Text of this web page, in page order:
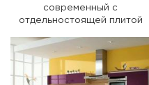
современный с
отдельностоящей плитой